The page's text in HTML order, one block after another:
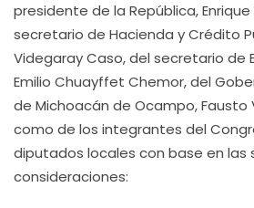
presidente de la República,
secretario de Hacienda y Crédito
Videgaray Caso, del secretario de
Emilio Chuayffet Chemor, del
de Michoacán de Ocampo, Fausto
como de los integrantes del
diputados locales con base en las
consideraciones: